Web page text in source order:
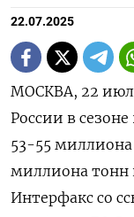
22.07.2025
МОСКВА, 22 июл
России в
53-55
миллиона тонн
Интерфакс со